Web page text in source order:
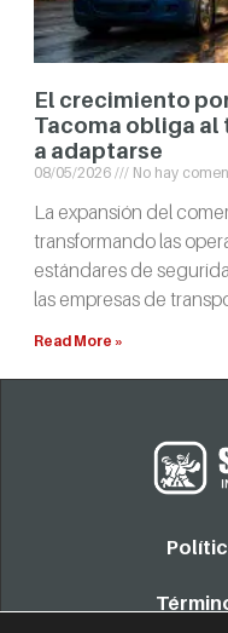
El crecimiento
Tacoma obliga
a adaptarse
08/05/2026 No hay
La expansión del
transformando las
estándares de
las empresas de
Read More »